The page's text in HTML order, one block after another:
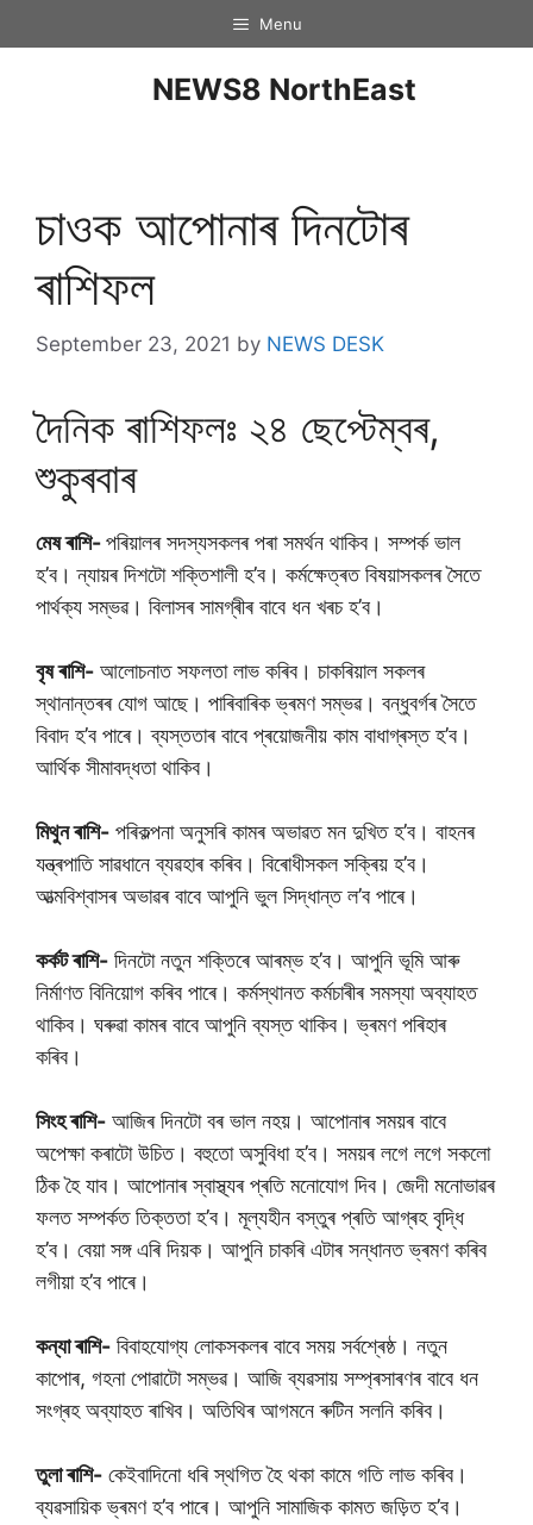
Menu
NEWS8 NorthEast
চাওক আপোনাৰ দিনটােৰ
ৰাশিফল
September 23, 2021 by NEWS DESK
দৈনিক ৰাশিফলঃ ২৪ ছেপ্টেম্বৰ,
শুকুৰবাৰ
মেষ ৰাশি-পৰিয়ালৰ সদস্যসকলৰ পৰা সমৰ্থন থাকিব। সম্পৰ্ক ভাল
হ’ব। ন্যায়ৰ দিশটো শক্তিশালী হ’ব। কৰ্মক্ষেত্ৰত বিষয়াসকলৰ সৈতে
পাৰ্থক্য সম্ভৱ। বিলাসৰ সামগ্ৰীৰ বাবে ধন খৰচ হ’ব।
বৃষ ৰাশি- আলোচনাত সফলতা লাভ কৰিব। চাকৰিয়াল সকলৰ
স্থানান্তৰৰ যোগ আছে। পাৰিবাৰিক ভ্ৰমণ সম্ভৱ। বন্ধুবৰ্গৰ সৈতে
বিবাদ হ’ব পাৰে। ব্যস্ততাৰ বাবে প্ৰয়োজনীয় কাম বাধাগ্ৰস্ত হ’ব।
আৰ্থিক সীমাবদ্ধতা থাকিব।
মিথুন ৰাশি- পৰিকল্পনা অনুসৰি কামৰ অভাৱত মন দুখিত হ’ব। বাহনৰ
যন্ত্ৰপাতি সাৱধানে ব্যৱহাৰ কৰিব। বিৰোধীসকল সক্ৰিয় হ’ব।
আত্মবিশ্বাসৰ অভাৱৰ বাবে আপুনি ভুল সিদ্ধান্ত ল’ব পাৰে।
কৰ্কট ৰাশি- দিনটো নতুন শক্তিৰে আৰম্ভ হ’ব। আপুনি ভূমি আৰু
নিৰ্মাণত বিনিয়োগ কৰিব পাৰে। কৰ্মস্থানত কৰ্মচাৰীৰ সমস্যা অব্যাহত
থাকিব। ঘৰুৱা কামৰ বাবে আপুনি ব্যস্ত থাকিব। ভ্ৰমণ পৰিহাৰ
কৰিব।
সিংহ ৰাশি- আজিৰ দিনটো বৰ ভাল নহয়। আপোনাৰ সময়ৰ বাবে
অপেক্ষা কৰাটো উচিত। বহুতো অসুবিধা হ’ব। সময়ৰ লগে লগে সকলো
ঠিক হৈ যাব। আপোনাৰ স্বাস্থ্যৰ প্ৰতি মনোযোগ দিব। জেদী মনোভাৱৰ
ফলত সম্পৰ্কত তিক্ততা হ’ব। মূল্যহীন বস্তুৰ প্ৰতি আগ্ৰহ বৃদ্ধি
হ’ব। বেয়া সঙ্গ এৰি দিয়ক। আপুনি চাকৰি এটাৰ সন্ধানত ভ্ৰমণ কৰিব
লগীয়া হ’ব পাৰে।
কন্যা ৰাশি- বিবাহযোগ্য লোকসকলৰ বাবে সময় সৰ্বশ্ৰেষ্ঠ। নতুন
কাপোৰ, গহনা পোৱাটো সম্ভৱ। আজি ব্যৱসায় সম্প্ৰসাৰণৰ বাবে ধন
সংগ্ৰহ অব্যাহত ৰাখিব। অতিথিৰ আগমনে ৰুটিন সলনি কৰিব।
তুলা ৰাশি- কেইবাদিনো ধৰি স্থগিত হৈ থকা কামে গতি লাভ কৰিব।
ব্যৱসায়িক ভ্ৰমণ হ’ব পাৰে। আপুনি সামাজিক কামত জড়িত হ’ব।